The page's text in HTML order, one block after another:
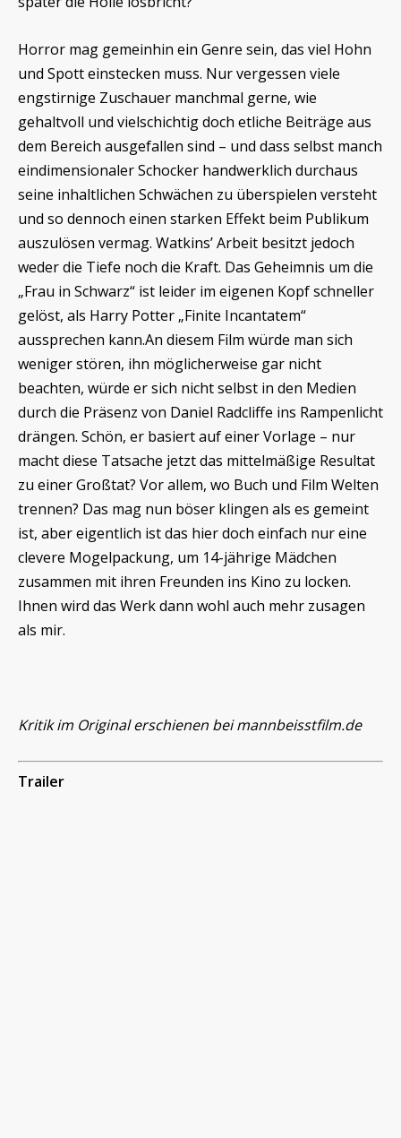
Horror mag gemeinhin ein Genre sein, das viel Hohn
und Spott einstecken muss. Nur vergessen viele
engstirnige Zuschauer manchmal gerne, wie
gehaltvoll und vielschichtig doch etliche Beiträge aus
dem Bereich ausgefallen sind – und dass selbst manch
eindimensionaler Schocker handwerklich durchaus
seine inhaltlichen Schwächen zu überspielen versteht
und so dennoch einen starken Effekt beim Publikum
auszulösen vermag. Watkins’ Arbeit besitzt jedoch
weder die Tiefe noch die Kraft. Das Geheimnis um die
„Frau in Schwarz“ ist leider im eigenen Kopf schneller
gelöst, als Harry Potter „Finite Incantatem“
aussprechen kann.An diesem Film würde man sich
weniger stören, ihn möglicherweise gar nicht
beachten, würde er sich nicht selbst in den Medien
durch die Präsenz von Daniel Radcliffe ins Rampenlicht
drängen. Schön, er basiert auf einer Vorlage – nur
macht diese Tatsache jetzt das mittelmäßige Resultat
zu einer Großtat? Vor allem, wo Buch und Film Welten
trennen? Das mag nun böser klingen als es gemeint
ist, aber eigentlich ist das hier doch einfach nur eine
clevere Mogelpackung, um 14-jährige Mädchen
zusammen mit ihren Freunden ins Kino zu locken.
Ihnen wird das Werk dann wohl auch mehr zusagen
als mir.
Kritik im Original erschienen bei mannbeisstfilm.de
Trailer